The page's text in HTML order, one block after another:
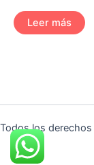
Leer más
Todos los